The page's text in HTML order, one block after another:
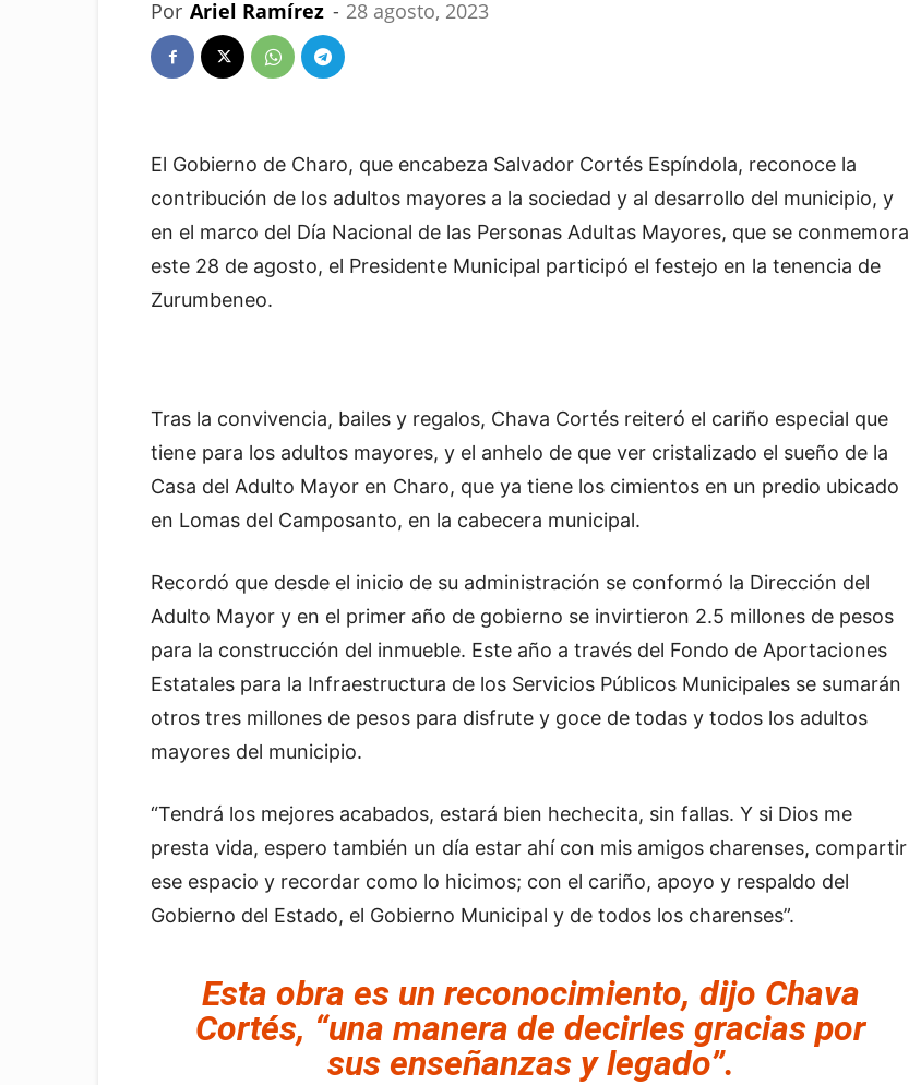
Por Ariel Ramírez - 28 agosto, 2023
El Gobierno de Charo, que encabeza Salvador Cortés Espíndola, reconoce la
contribución de los adultos mayores a la sociedad y al desarrollo del municipio, y
en el marco del Día Nacional de las Personas Adultas Mayores, que se conmemora
este 28 de agosto, el Presidente Municipal participó el festejo en la tenencia de
Zurumbeneo.
Tras la convivencia, bailes y regalos, Chava Cortés reiteró el cariño especial que
tiene para los adultos mayores, y el anhelo de que ver cristalizado el sueño de la
Casa del Adulto Mayor en Charo, que ya tiene los cimientos en un predio ubicado
en Lomas del Camposanto, en la cabecera municipal.
Recordó que desde el inicio de su administración se conformó la Dirección del
Adulto Mayor y en el primer año de gobierno se invirtieron 2.5 millones de pesos
para la construcción del inmueble. Este año a través del Fondo de Aportaciones
Estatales para la Infraestructura de los Servicios Públicos Municipales se sumarán
otros tres millones de pesos para disfrute y goce de todas y todos los adultos
mayores del municipio.
“Tendrá los mejores acabados, estará bien hechecita, sin fallas. Y si Dios me
presta vida, espero también un día estar ahí con mis amigos charenses, compartir
ese espacio y recordar como lo hicimos; con el cariño, apoyo y respaldo del
Gobierno del Estado, el Gobierno Municipal y de todos los charenses”.
Esta obra es un reconocimiento, dijo Chava
Cortés, “una manera de decirles gracias por
sus enseñanzas y legado”.